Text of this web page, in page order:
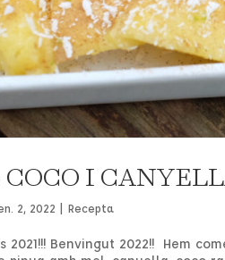
I
2, 2022 Recepta
2021!!! Benvingut 2022!! Hem